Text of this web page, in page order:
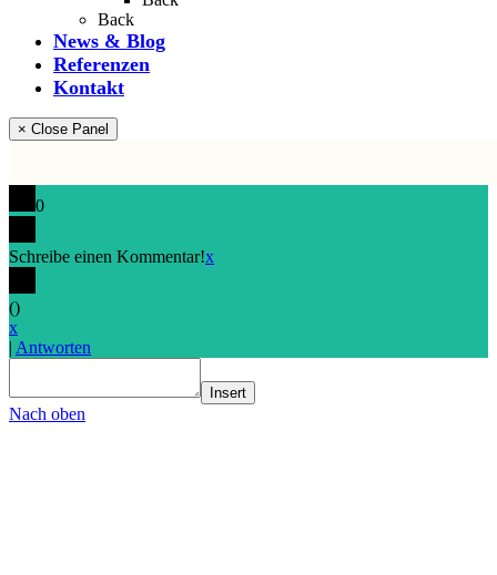
Back
News & Blog
Referenzen
Kontakt
× Close Panel
0
Schreibe einen Kommentar!x
()
x
| Antworten
Insert
Nach oben